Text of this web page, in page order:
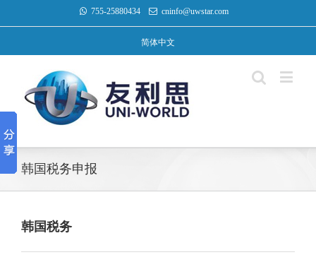
755-25880434 cninfo@uwstar.com
简体中文
韩国税务申报
韩国税务